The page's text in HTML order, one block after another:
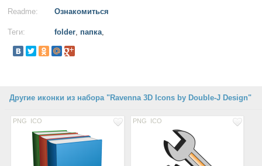
Readme: Ознакомиться
Теги: folder, папка,
Другие иконки из набора "Ravenna 3D Icons by Double-J Design"
PNG ICO PNG ICO